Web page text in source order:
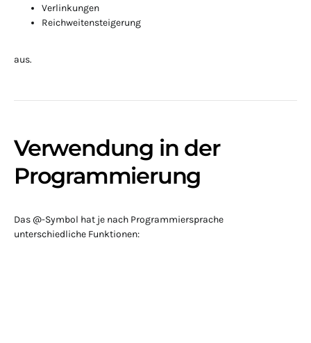
Verlinkungen
Reichweitensteigerung
aus.
Verwendung in der
Programmierung
Das @-Symbol hat je nach Programmiersprache
unterschiedliche Funktionen: